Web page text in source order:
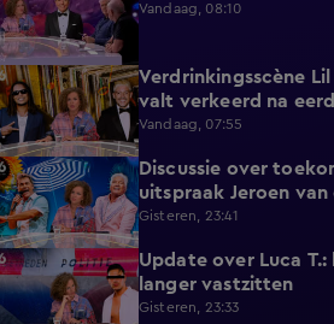
Vandaag, 08:10
4:12
Verdrinkingsscène
valt verkeerd na
Vandaag, 07:55
1:48
Discussie over
uitspraak Jeroen van
Gisteren, 23:41
1:34
Update over Luca
langer vastzitten
Gisteren, 23:33